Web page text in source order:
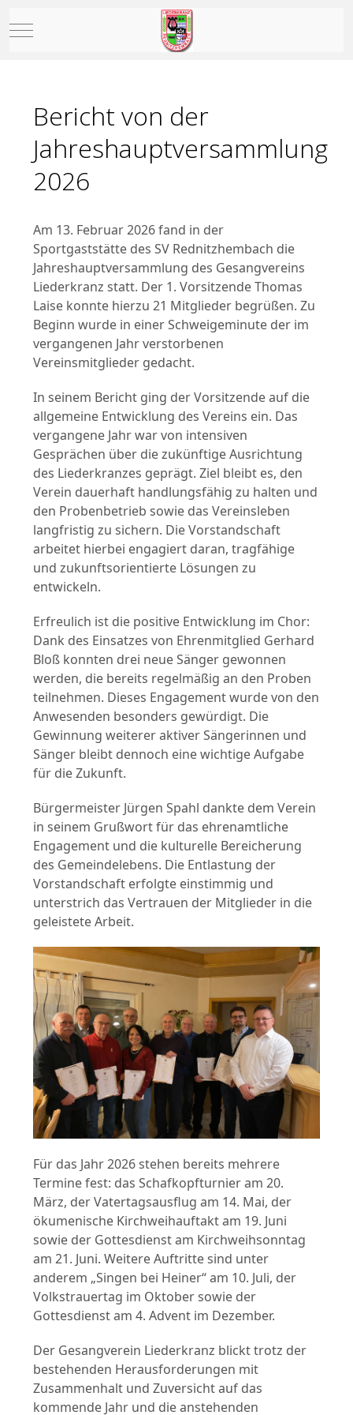
Mobile Menu Toggle
Bericht von der
Jahreshauptversammlung
2026
Am 13. Februar 2026 fand in der
Sportgaststätte des SV Rednitzhembach die
Jahreshauptversammlung des Gesangvereins
Liederkranz statt. Der 1. Vorsitzende Thomas
Laise konnte hierzu 21 Mitglieder begrüßen. Zu
Beginn wurde in einer Schweigeminute der im
vergangenen Jahr verstorbenen
Vereinsmitglieder gedacht.
In seinem Bericht ging der Vorsitzende auf die
allgemeine Entwicklung des Vereins ein. Das
vergangene Jahr war von intensiven
Gesprächen über die zukünftige Ausrichtung
des Liederkranzes geprägt. Ziel bleibt es, den
Verein dauerhaft handlungsfähig zu halten und
den Probenbetrieb sowie das Vereinsleben
langfristig zu sichern. Die Vorstandschaft
arbeitet hierbei engagiert daran, tragfähige
und zukunftsorientierte Lösungen zu
entwickeln.
Erfreulich ist die positive Entwicklung im Chor:
Dank des Einsatzes von Ehrenmitglied Gerhard
Bloß konnten drei neue Sänger gewonnen
werden, die bereits regelmäßig an den Proben
teilnehmen. Dieses Engagement wurde von den
Anwesenden besonders gewürdigt. Die
Gewinnung weiterer aktiver Sängerinnen und
Sänger bleibt dennoch eine wichtige Aufgabe
für die Zukunft.
Bürgermeister Jürgen Spahl dankte dem Verein
in seinem Grußwort für das ehrenamtliche
Engagement und die kulturelle Bereicherung
des Gemeindelebens. Die Entlastung der
Vorstandschaft erfolgte einstimmig und
unterstrich das Vertrauen der Mitglieder in die
geleistete Arbeit.
Für das Jahr 2026 stehen bereits mehrere
Termine fest: das Schafkopfturnier am 20.
März, der Vatertagsausflug am 14. Mai, der
ökumenische Kirchweihauftakt am 19. Juni
sowie der Gottesdienst am Kirchweihsonntag
am 21. Juni. Weitere Auftritte sind unter
anderem „Singen bei Heiner“ am 10. Juli, der
Volkstrauertag im Oktober sowie der
Gottesdienst am 4. Advent im Dezember.
Der Gesangverein Liederkranz blickt trotz der
bestehenden Herausforderungen mit
Zusammenhalt und Zuversicht auf das
kommende Jahr und die anstehenden